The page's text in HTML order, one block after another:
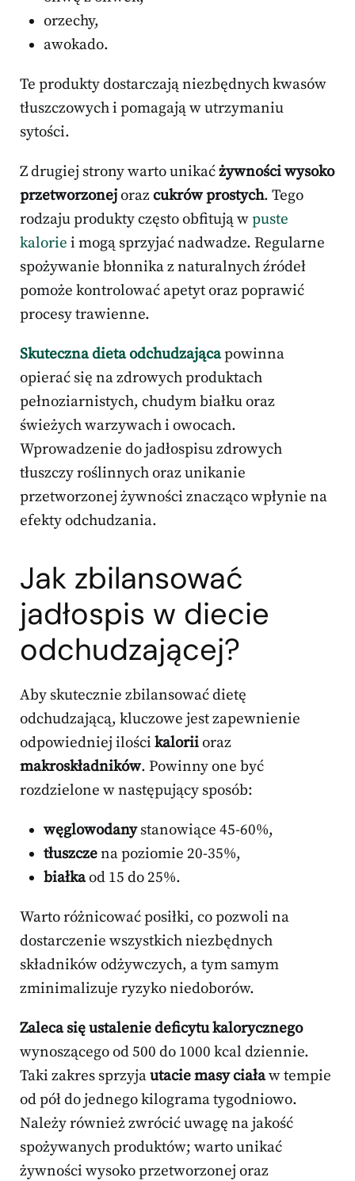
orzechy,
awokado.
Te produkty dostarczają niezbędnych kwasów
tłuszczowych i pomagają w utrzymaniu
sytości.
Z drugiej strony warto unikaćżywności wysoko
przetworzonejorazcukrów prostych. Tego
rodzaju produkty często obfitują wpuste
kalorie i mogą sprzyjać nadwadze. Regularne
spożywanie błonnika z naturalnych źródeł
pomoże kontrolować apetyt oraz poprawić
procesy trawienne.
Skuteczna dieta odchudzającapowinna
opierać się na zdrowych produktach
pełnoziarnistych, chudym białku oraz
świeżych warzywach i owocach.
Wprowadzenie do jadłospisu zdrowych
tłuszczy roślinnych oraz unikanie
przetworzonej żywności znacząco wpłynie na
efekty odchudzania.
Jak zbilansować
jadłospis w diecie
odchudzającej?
Aby skutecznie zbilansować dietę
odchudzającą, kluczowe jest zapewnienie
odpowiedniej ilości kaloriioraz
makroskładników. Powinny one być
rozdzielone w następujący sposób:
węglowodanystanowiące 45-60%,
tłuszczena poziomie 20-35%,
białkaod 15 do 25%.
Warto różnicować posiłki, co pozwoli na
dostarczenie wszystkich niezbędnych
składników odżywczych, a tym samym
zminimalizuje ryzyko niedoborów.
Zaleca się ustalenie deficytu kalorycznego
wynoszącego od 500 do 1000 kcal dziennie.
Taki zakres sprzyjautacie masy ciaław tempie
od pół do jednego kilograma tygodniowo.
Należy również zwrócić uwagę na jakość
spożywanych produktów; warto unikać
żywności wysoko przetworzonej oraz